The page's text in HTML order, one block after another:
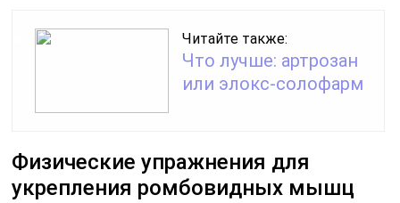
Читайте также:
Что лучше: артрозан
или элокс-солофарм
Физические упражнения для
укрепления ромбовидных мышц